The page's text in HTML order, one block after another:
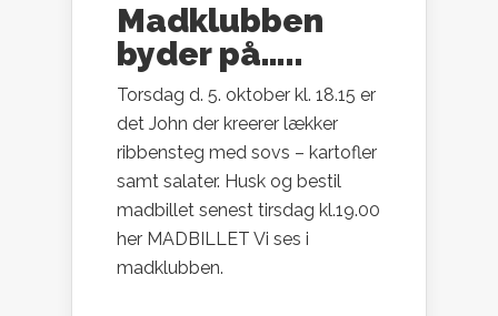
Madklubben
byder på…..
Torsdag d. 5. oktober kl. 18.15 er
det John der kreerer lækker
ribbensteg med sovs – kartofler
samt salater. Husk og bestil
madbillet senest tirsdag kl.19.00
her MADBILLET Vi ses i
madklubben.